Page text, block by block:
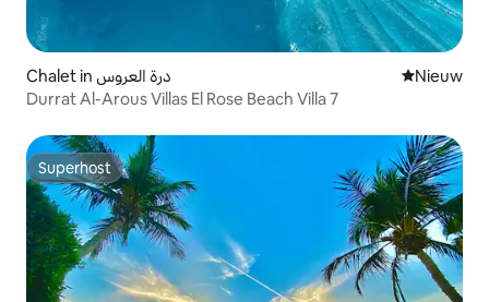
Chalet in درة العروس Nieuwe
Nieuw
Durrat Al-Arous Villas El Rose Beach Villa 7
Superhost
Superhost